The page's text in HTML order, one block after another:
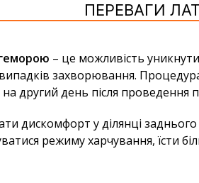
ПЕРЕВАГИ
– це можливість
захворювання.
другий день після
дискомфорт у ділянці
режиму харчування, їсти